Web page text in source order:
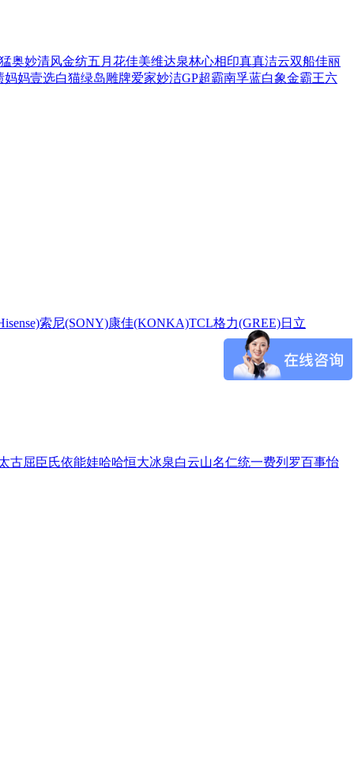
奥妙清风金纺五月花佳美维达泉林心相印真真洁云双船佳丽
妈妈壹选白猫绿岛雕牌爱家妙洁GP超霸南孚蓝白象金霸王六
索尼(SONY)康佳(KONKA)TCL格力(GREE)日立
古屈臣氏依能娃哈哈恒大冰泉白云山名仁统一费列罗百事怡